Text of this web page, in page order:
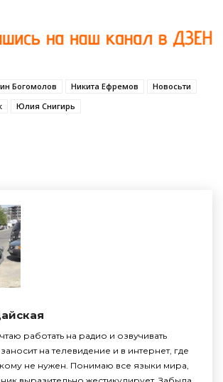
Богомолов Никита Ефремов
Новосьти
Юлия Снигирь
работать на радио и озвучивать
на телевидение и в интернет, где
не нужен. Понимаю все языки мира,